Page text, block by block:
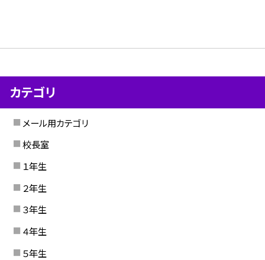
カテゴリ
メール用カテゴリ
校長室
１年生
２年生
３年生
４年生
５年生